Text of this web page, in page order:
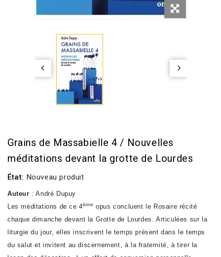
Grains de Massabielle 4 / Nouvelles
méditations devant la grotte de Lourdes
État: Nouveau produit
Auteur : André Dupuy
Les méditations de ce 4ème opus concluent le Rosaire récité
chaque dimanche devant la Grotte de Lourdes. Articulées sur la
liturgie du jour, ellesinscrivent le temps présent dans le temps
du salut et invitent au discernement, à la fraternité, à tirer la